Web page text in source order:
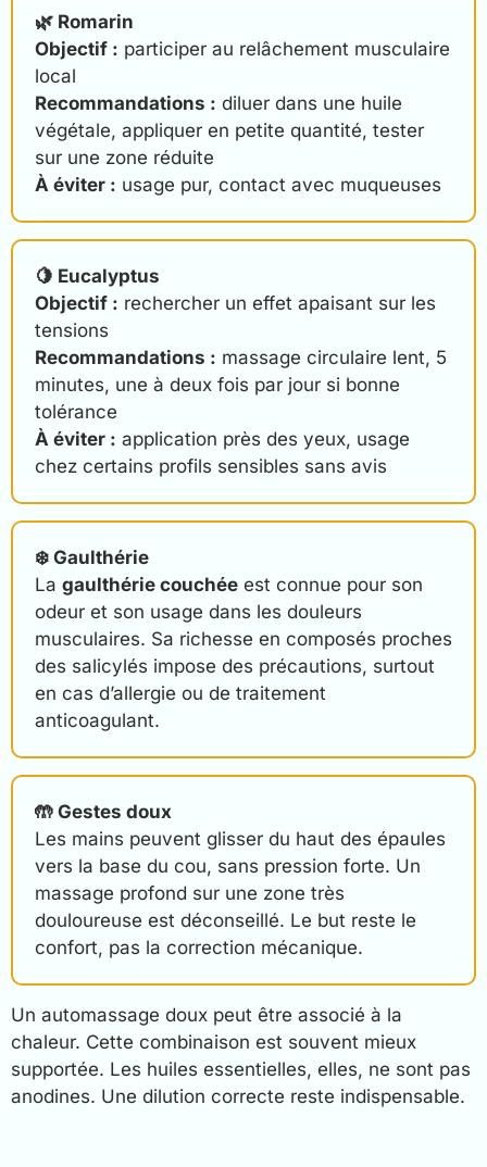
🌿 Romarin
Objectif : participer au relâchement musculaire
local
Recommandations : diluer dans une huile
végétale, appliquer en petite quantité, tester
sur une zone réduite
À éviter : usage pur, contact avec muqueuses
🍋 Eucalyptus
Objectif : rechercher un effet apaisant sur les
tensions
Recommandations : massage circulaire lent, 5
minutes, une à deux fois par jour si bonne
tolérance
À éviter : application près des yeux, usage
chez certains profils sensibles sans avis
❄️ Gaulthérie
La gaulthérie couchée est connue pour son
odeur et son usage dans les douleurs
musculaires. Sa richesse en composés proches
des salicylés impose des précautions, surtout
en cas d’allergie ou de traitement
anticoagulant.
🤲 Gestes doux
Les mains peuvent glisser du haut des épaules
vers la base du cou, sans pression forte. Un
massage profond sur une zone très
douloureuse est déconseillé. Le but reste le
confort, pas la correction mécanique.
Un automassage doux peut être associé à la
chaleur. Cette combinaison est souvent mieux
supportée. Les huiles essentielles, elles, ne sont pas
anodines. Une dilution correcte reste indispensable.